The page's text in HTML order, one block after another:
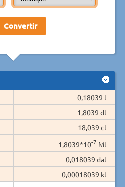
0,18039 l
1,8039 dl
18,039 cl
1,8039*10-7 Ml
0,018039 dal
0,00018039 kl